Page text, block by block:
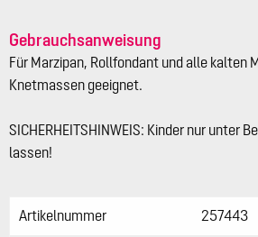
Gebrauchsanweisung
Für Marzipan, Rollfondant und alle kalten
Knetmassen geeignet.
SICHERHEITSHINWEIS: Kinder nur unter
lassen!
Artikelnummer 257443